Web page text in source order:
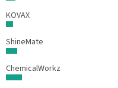
KOVAX
ShineMate
ChemicalWorkz